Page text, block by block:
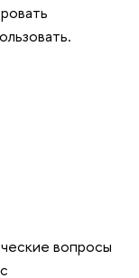
вопросы